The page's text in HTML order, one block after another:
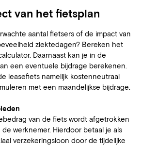
van het fietsplan
aantal fietsers of de impact van
ziektedagen? Bereken het
Daarnaast kan je in de
een eventuele bijdrage berekenen.
leasefiets namelijk kostenneutraal
met een maandelijkse bijdrage.
van de fiets wordt afgetrokken
werknemer. Hierdoor betaal je als
verzekeringsloon door de tijdelijke